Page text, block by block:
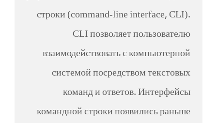
строки (command-line interface, CLI).
CLI позволяет пользователю
взаимодействовать с компьютерной
системой посредством текстовых
команд и ответов. Интерфейсы
командной строки появились раньше